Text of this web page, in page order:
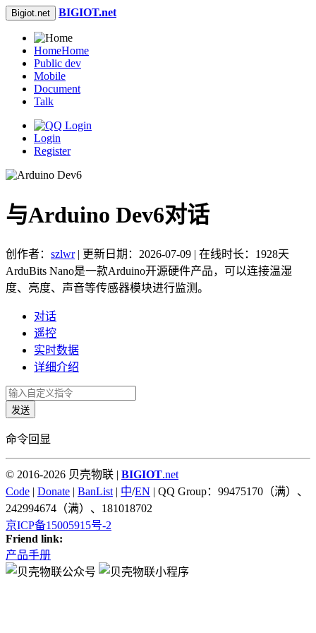
Bigiot.net BIGIOT.net
HomeHome
Public dev
Mobile
Document
Talk
Login
Register
与Arduino Dev6对话
创作者： szlwr| 更新日期：2026-07-09 | 在线时长：1928天
ArduBits Nano是一款Arduino开源硬件产品，可以连接温湿
度、亮度、声音等传感器模块进行监测。
对话
遥控
实时数据
详细介绍
发送
命令回显
© 2016-2026 贝壳物联 | BIGIOT.net
Code | Donate | BanList | 中/EN | QQ Group：99475170（满）、
242994674（满）、181018702
京ICP备15005915号-2
Friend link:
产品手册